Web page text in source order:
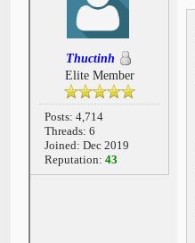
Thuctinh
Elite Member
Posts: 4,714
Threads: 6
Joined: Dec 2019
Reputation: 43